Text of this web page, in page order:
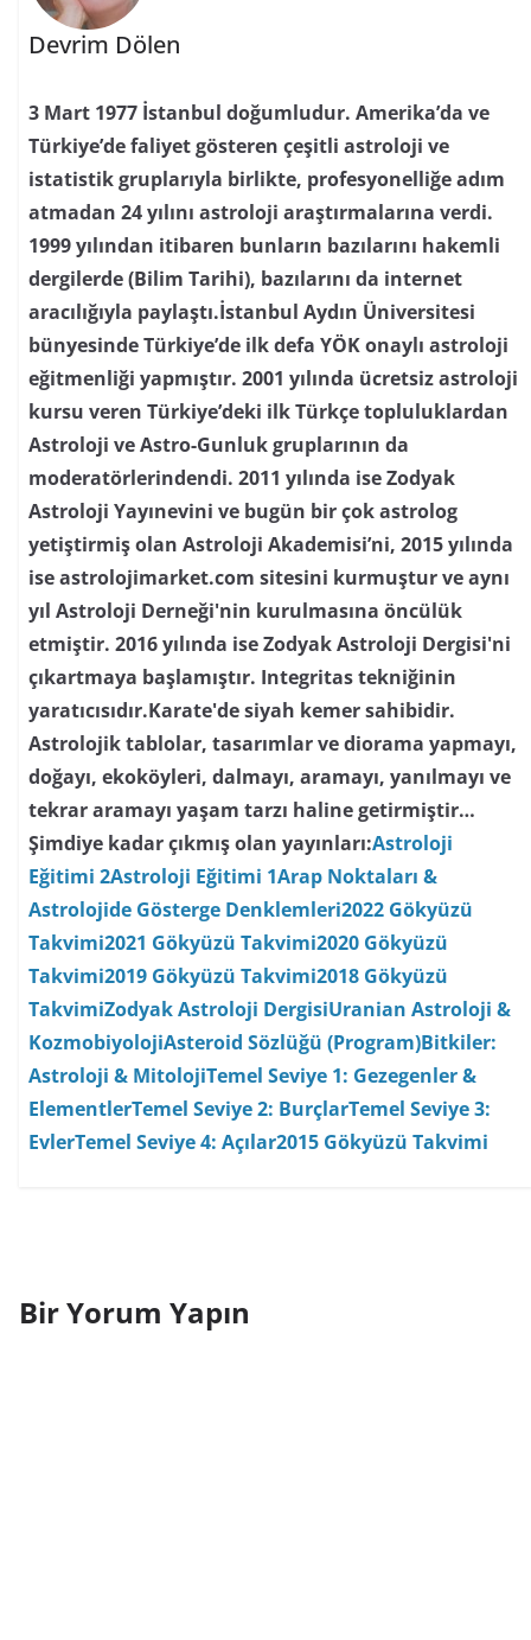
Devrim Dölen
3 Mart 1977 İstanbul doğumludur. Amerika’da ve
Türkiye’de faliyet gösteren çeşitli astroloji ve
istatistik gruplarıyla birlikte, profesyonelliğe adım
atmadan 24 yılını astroloji araştırmalarına verdi.
1999 yılından itibaren bunların bazılarını hakemli
dergilerde (Bilim Tarihi), bazılarını da internet
aracılığıyla paylaştı.İstanbul Aydın Üniversitesi
bünyesinde Türkiye’de ilk defa YÖK onaylı astroloji
eğitmenliği yapmıştır. 2001 yılında ücretsiz astroloji
kursu veren Türkiye’deki ilk Türkçe topluluklardan
Astroloji ve Astro-Gunluk gruplarının da
moderatörlerindendi. 2011 yılında ise Zodyak
Astroloji Yayınevini ve bugün bir çok astrolog
yetiştirmiş olan Astroloji Akademisi’ni, 2015 yılında
ise astrolojimarket.com sitesini kurmuştur ve aynı
yıl Astroloji Derneği'nin kurulmasına öncülük
etmiştir. 2016 yılında ise Zodyak Astroloji Dergisi'ni
çıkartmaya başlamıştır. Integritas tekniğinin
yaratıcısıdır.Karate'de siyah kemer sahibidir.
Astrolojik tablolar, tasarımlar ve diorama yapmayı,
doğayı, ekoköyleri, dalmayı, aramayı, yanılmayı ve
tekrar aramayı yaşam tarzı haline getirmiştir…
Şimdiye kadar çıkmış olan yayınları:Astroloji
Eğitimi 2Astroloji Eğitimi 1Arap Noktaları &
Astrolojide Gösterge Denklemleri2022 Gökyüzü
Takvimi2021 Gökyüzü Takvimi2020 Gökyüzü
Takvimi2019 Gökyüzü Takvimi2018 Gökyüzü
TakvimiZodyak Astroloji DergisiUranian Astroloji &
KozmobiyolojiAsteroid Sözlüğü (Program)Bitkiler:
Astroloji & MitolojiTemel Seviye 1: Gezegenler &
ElementlerTemel Seviye 2: BurçlarTemel Seviye 3:
EvlerTemel Seviye 4: Açılar2015 Gökyüzü Takvimi
Bir Yorum Yapın